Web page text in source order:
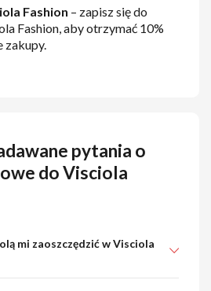
Fashion – zapisz się do
Fashion, aby otrzymać 10%
zakupy.
pytania o
do Visciola
mi zaoszczędzić w Visciola